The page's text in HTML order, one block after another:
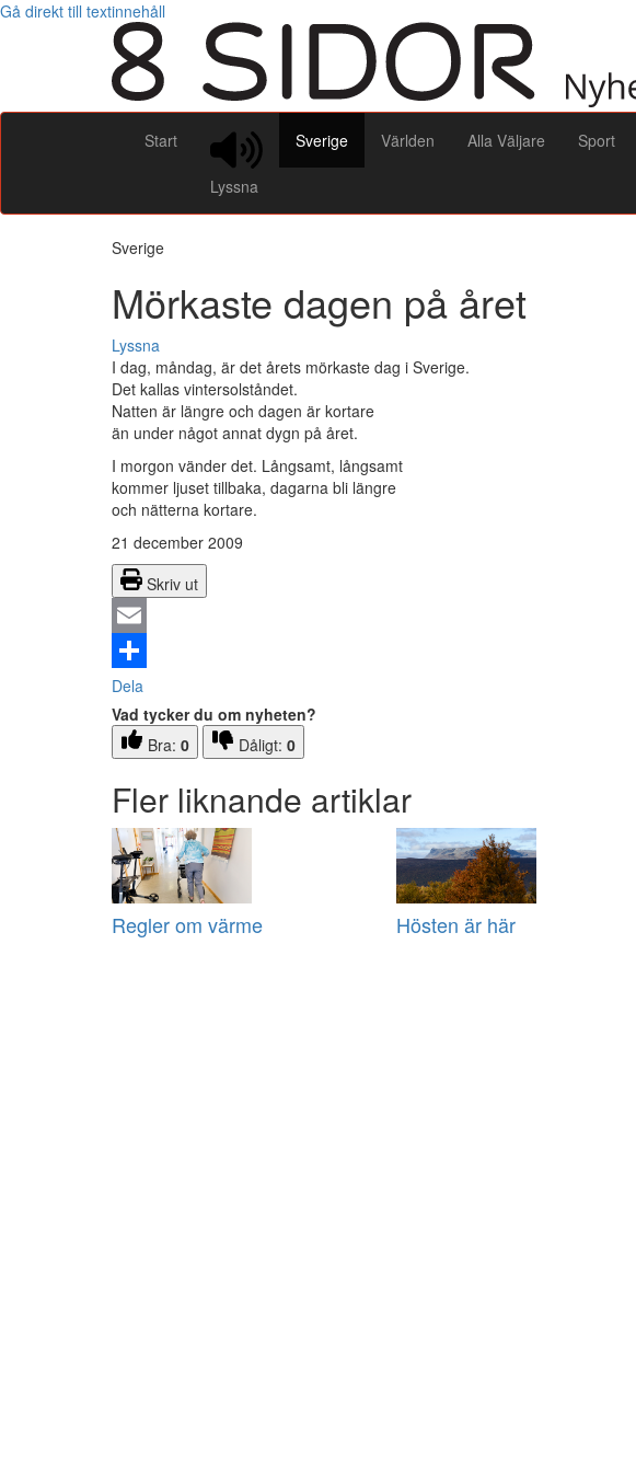
Gå direkt till textinnehåll
Start
Lyssna
Sverige Världen Alla Väljare Sport
Sverige
Mörkaste dagen på året
Lyssna
I dag, måndag, är det årets mörkaste dag i Sverige.
Det kallas vintersolståndet.
Natten är längre och dagen är kortare
än under något annat dygn på året.
I morgon vänder det. Långsamt, långsamt
kommer ljuset tillbaka, dagarna bli längre
och nätterna kortare.
21 december 2009
Skriv ut
Email
Dela
Vad tycker du om nyheten?
Bra: 0 Dåligt: 0
Fler liknande artiklar
Regler om värme Hösten är här